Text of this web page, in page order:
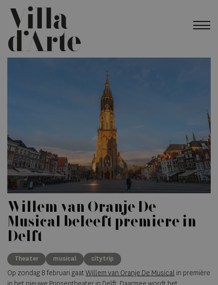
Willem van Oranje De
Musical beleeft première in
Delft
Theater musical citytrip
Op zondag 8 februari gaatWillem van Oranje De Musical in première